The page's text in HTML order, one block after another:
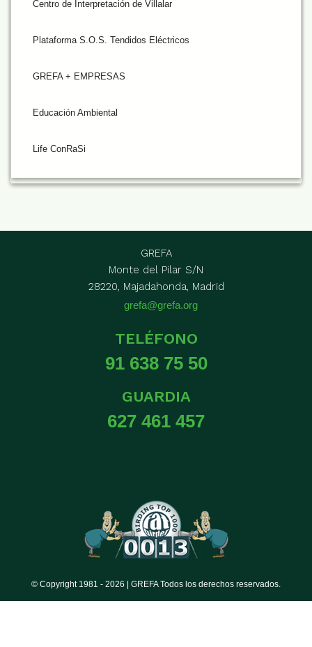
Centro de Interpretación de Villalar
Plataforma S.O.S. Tendidos Eléctricos
GREFA + EMPRESAS
Educación Ambiental
Life ConRaSi
GREFA
Monte del Pilar S/N
28220, Majadahonda, Madrid
grefa@grefa.org
TELÉFONO
91 638 75 50
GUARDIA
627 461 457
© Copyright 1981 - 2026 | GREFA Todos los derechos reservados.